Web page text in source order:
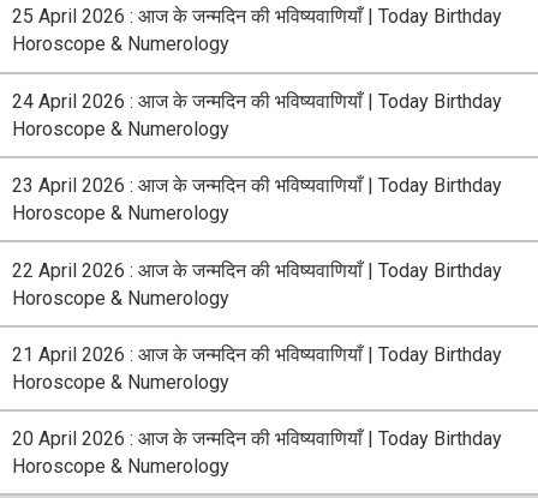
25 April 2026 : आज के जन्मदिन की भविष्यवाणियाँ | Today Birthday
Horoscope & Numerology
24 April 2026 : आज के जन्मदिन की भविष्यवाणियाँ | Today Birthday
Horoscope & Numerology
23 April 2026 : आज के जन्मदिन की भविष्यवाणियाँ | Today Birthday
Horoscope & Numerology
22 April 2026 : आज के जन्मदिन की भविष्यवाणियाँ | Today Birthday
Horoscope & Numerology
21 April 2026 : आज के जन्मदिन की भविष्यवाणियाँ | Today Birthday
Horoscope & Numerology
20 April 2026 : आज के जन्मदिन की भविष्यवाणियाँ | Today Birthday
Horoscope & Numerology